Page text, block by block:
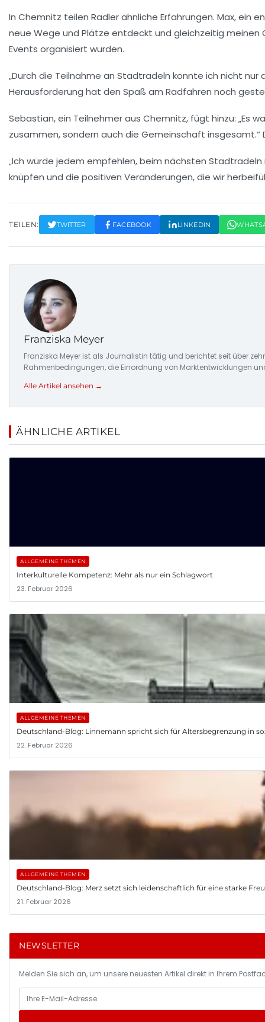
In Chemnitz teilen Radler ähnliche Erfahrungen. Max,
neue Wege und Plätze entdeckt und gleichzeitig meinen
Events organisiert wurden.
„Durch die Teilnahme an Stadtradeln konnte ich nicht nur
Herausforderung hat den Spaß am Radfahren noch
Sebastian, ein Teilnehmer aus Chemnitz, fügt hinzu: „Es
zusammen, sondern auch die Gemeinschaft
„Ich würde jedem empfehlen, beim nächsten Stadtradeln
knüpfen und die positiven Veränderungen, die wir
TEILEN: TWITTER FACEBOOK LINKEDIN
Franziska Meyer
Franziska Meyer ist als Journalistin tätig und berichtet seit über
Rahmenbedingungen, die Einordnung von Marktentwicklungen
Alle Artikel ansehen →
ÄHNLICHE ARTIKEL
ALLGEMEINE THEMEN
Interkulturelle Kompetenz: Mehr als nur ein Schlagwort
23. Februar 2026
ALLGEMEINE THEMEN
Deutschland-Blog: Linnemann spricht sich für Altersbegrenzung in
22. Februar 2026
ALLGEMEINE THEMEN
Deutschland-Blog: Merz setzt sich leidenschaftlich für eine starke
21. Februar 2026
NEWSLETTER
Melden Sie sich an, um unsere neuesten Artikel direkt in Ihrem